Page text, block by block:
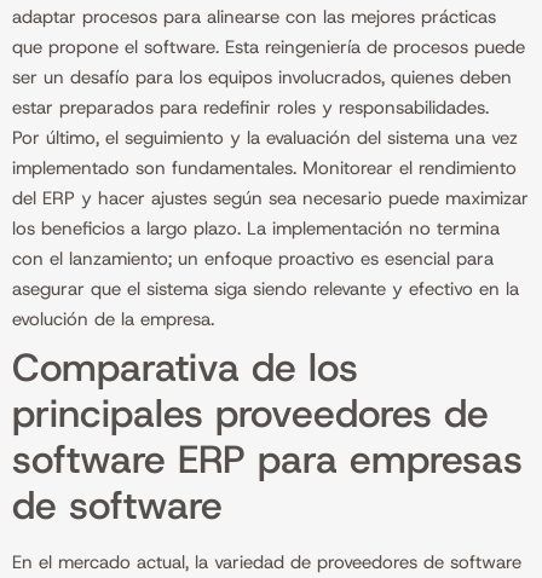
adaptar procesos para alinearse con las mejores prácticas
que propone el software. Esta reingeniería de procesos puede
ser un desafío para los equipos involucrados, quienes deben
estar preparados para redefinir roles y responsabilidades.
Por último, el seguimiento y la evaluación del sistema una vez
implementado son fundamentales. Monitorear el rendimiento
del ERP y hacer ajustes según sea necesario puede maximizar
los beneficios a largo plazo. La implementación no termina
con el lanzamiento; un enfoque proactivo es esencial para
asegurar que el sistema siga siendo relevante y efectivo en la
evolución de la empresa.
Comparativa de los
principales proveedores de
software ERP para empresas
de software
En el mercado actual, la variedad de proveedores de software